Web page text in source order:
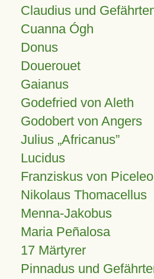
Claudius und
Cuanna Ógh
Donus
Douerouet
Gaianus
Godefried von Aleth
Godobert von Angers
Julius Africanus
Lucidus
Franziskus von
Nikolaus Thomacellus
Menna-Jakobus
Maria Peñalosa
17 Märtyrer
Pinnadus und